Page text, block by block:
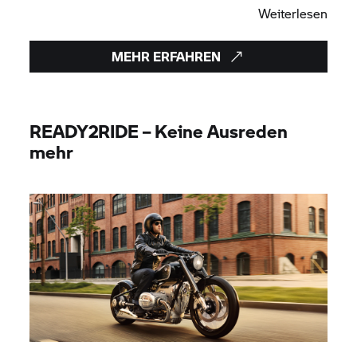
Weiterlesen
MEHR ERFAHREN
READY2RIDE – Keine Ausreden
mehr